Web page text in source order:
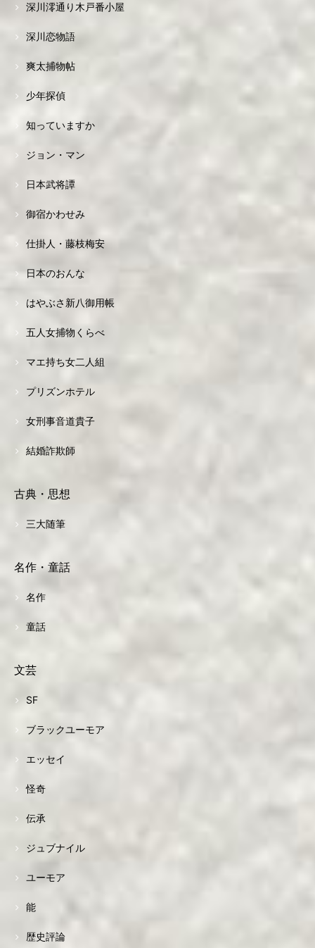
深川澪通り木戸番小屋
深川恋物語
爽太捕物帖
少年探偵
知っていますか
ジョン・マン
日本武将譚
御宿かわせみ
仕掛人・藤枝梅安
日本のおんな
はやぶさ新八御用帳
五人女捕物くらべ
マエ持ち女二人組
プリズンホテル
女刑事音道貴子
結婚詐欺師
古典・思想
三大随筆
名作・童話
名作
童話
文芸
SF
ブラックユーモア
エッセイ
怪奇
伝承
ジュブナイル
ユーモア
能
歴史評論